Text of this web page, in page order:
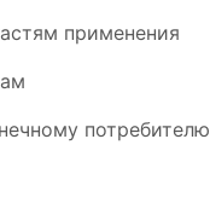
применения
потребителю